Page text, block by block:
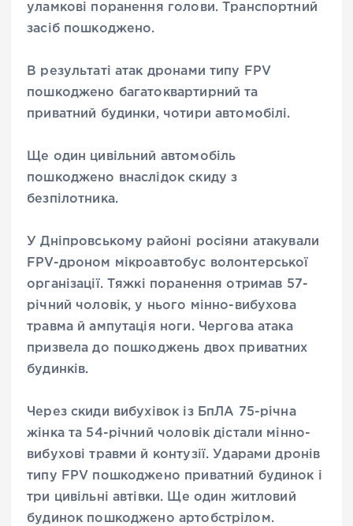
уламкові поранення голови. Транспортний
засіб пошкоджено.
В результаті атак дронами типу FPV
пошкоджено багатоквартирний та
приватний будинки, чотири автомобілі.
Ще один цивільний автомобіль
пошкоджено внаслідок скиду з
безпілотника.
У Дніпровському районі росіяни атакували
FPV-дроном мікроавтобус волонтерської
організації. Тяжкі поранення отримав 57-
річний чоловік, у нього мінно-вибухова
травма й ампутація ноги. Чергова атака
призвела до пошкоджень двох приватних
будинків.
Через скиди вибухівок із БпЛА 75-річна
жінка та 54-річний чоловік дістали мінно-
вибухові травми й контузії. Ударами дронів
типу FPV пошкоджено приватний будинок і
три цивільні автівки. Ще один житловий
будинок пошкоджено артобстрілом.